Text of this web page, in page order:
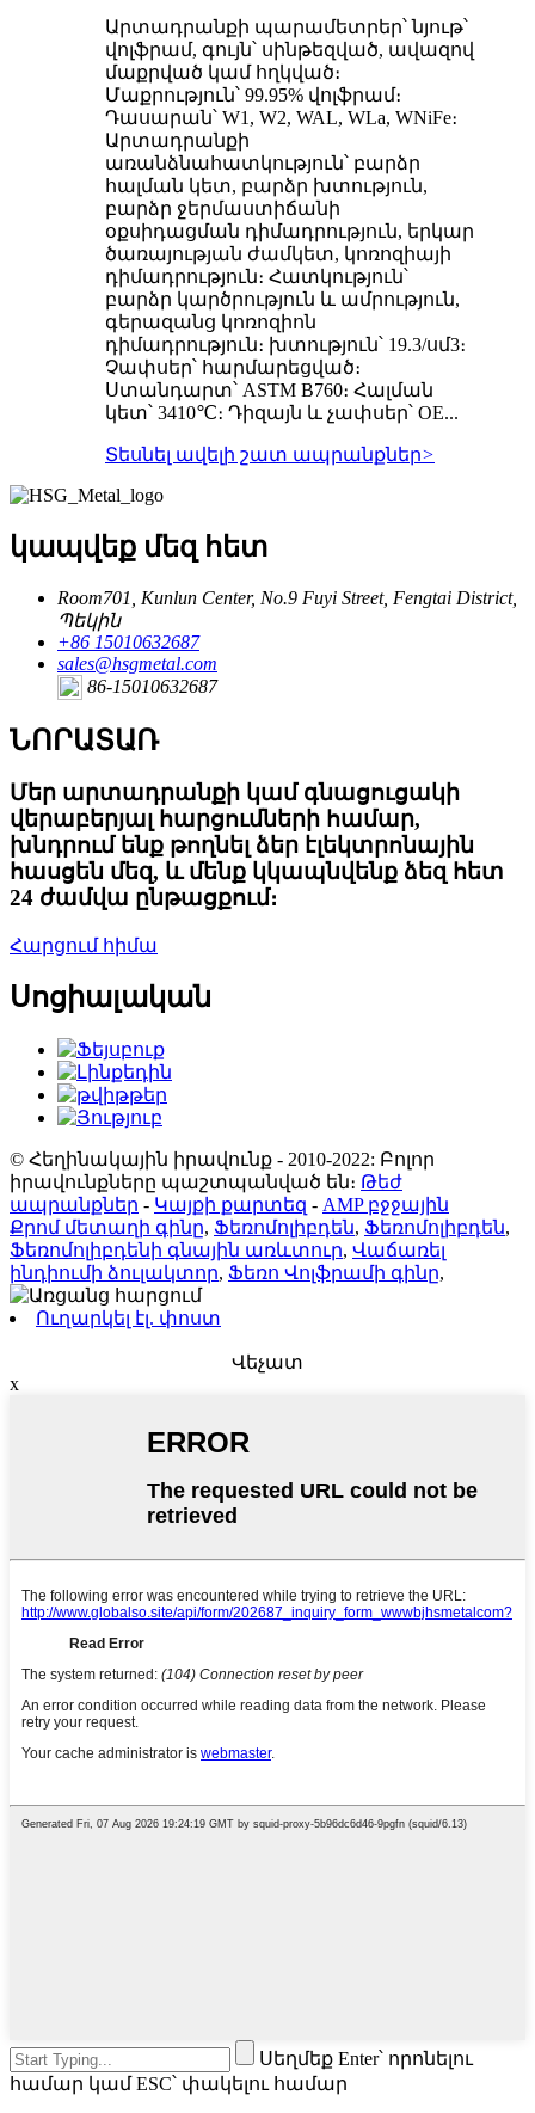
Արտադրանքի պարամետրեր՝ նյութ՝
վոլֆրամ, գույն՝ սինթեզված, ավազով
մաքրված կամ հղկված։
Մաքրություն՝ 99.95% վոլֆրամ։
Դասարան՝ W1, W2, WAL, WLa, WNiFe։
Արտադրանքի
առանձնահատկություն՝ բարձր
հալման կետ, բարձր խտություն,
բարձր ջերմաստիճանի
օքսիդացման դիմադրություն, երկար
ծառայության ժամկետ, կոռոզիայի
դիմադրություն։ Հատկություն՝
բարձր կարծրություն և ամրություն,
գերազանց կոռոզիոն
դիմադրություն։ խտություն՝ 19.3/սմ3։
Չափսեր՝ հարմարեցված։
Ստանդարտ՝ ASTM B760։ Հալման
կետ՝ 3410℃։ Դիզայն և չափսեր՝ OE...
Տեսնել ավելի շատ ապրանքներ>
կապվեք մեզ հետ
Room701, Kunlun Center, No.9 Fuyi Street, Fengtai District,
Պեկին
+86 15010632687
sales@hsgmetal.com
86-15010632687
ՆՈՐԱՏԱՌ
Մեր արտադրանքի կամ գնացուցակի
վերաբերյալ հարցումների համար,
խնդրում ենք թողնել ձեր էլեկտրոնային
հասցեն մեզ, և մենք կկապնվենք ձեզ հետ
24 ժամվա ընթացքում։
Հարցում հիմա
Սոցիալական
© Հեղինակային իրավունք - 2010-2022: Բոլոր
իրավունքները պաշտպանված են։ Թեժ
ապրանքներ - Կայքի քարտեզ - AMP բջջային
Քրոմ մետաղի գինը, Ֆեռոմոլիբդեն, Ֆեռոմոլիբդեն,
Ֆեռոմոլիբդենի գնային առևտուր, Վաճառել
ինդիումի ձուլակտոր, Ֆեռո Վոլֆրամի գինը,
Ուղարկել էլ. փոստ
Վեչատ
x
Սեղմեք Enter՝ որոնելու
համար կամ ESC՝ փակելու համար